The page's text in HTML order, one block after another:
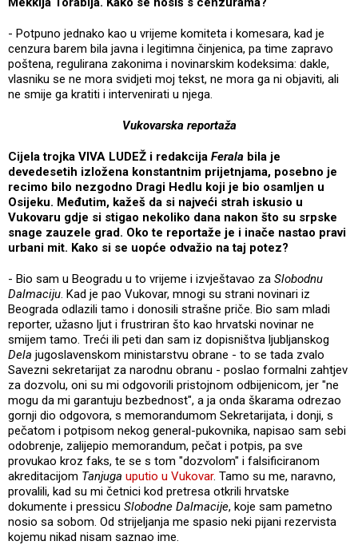
- Potpuno jednako kao u vrijeme komiteta i komesara, kad je
cenzura barem bila javna i legitimna činjenica, pa time zapravo
poštena, regulirana zakonima i novinarskim kodeksima: dakle,
vlasniku se ne mora svidjeti moj tekst, ne mora ga ni objaviti, ali
ne smije ga kratiti i intervenirati u njega.
Vukovarska reportaža
Cijela trojka VIVA LUDEŽ i redakcija Ferala bila je
devedesetih izložena konstantnim prijetnjama, posebno je
recimo bilo nezgodno Dragi Hedlu koji je bio osamljen u
Osijeku. Međutim, kažeš da si najveći strah iskusio u
Vukovaru gdje si stigao nekoliko dana nakon što su srpske
snage zauzele grad. Oko te reportaže je i inače nastao pravi
urbani mit. Kako si se uopće odvažio na taj potez?
- Bio sam u Beogradu u to vrijeme i izvještavao za Slobodnu
Dalmaciju. Kad je pao Vukovar, mnogi su strani novinari iz
Beograda odlazili tamo i donosili strašne priče. Bio sam mladi
reporter, užasno ljut i frustriran što kao hrvatski novinar ne
smijem tamo. Treći ili peti dan sam iz dopisništva ljubljanskog
Dela jugoslavenskom ministarstvu obrane - to se tada zvalo
Savezni sekretarijat za narodnu obranu - poslao formalni zahtjev
za dozvolu, oni su mi odgovorili pristojnom odbijenicom, jer "ne
mogu da mi garantuju bezbednost", a ja onda škarama odrezao
gornji dio odgovora, s memorandumom Sekretarijata, i donji, s
pečatom i potpisom nekog general-pukovnika, napisao sam sebi
odobrenje, zalijepio memorandum, pečat i potpis, pa sve
provukao kroz faks, te se s tom "dozvolom" i falsificiranom
akreditacijom Tanjuga uputio u Vukovar. Tamo su me, naravno,
provalili, kad su mi četnici kod pretresa otkrili hrvatske
dokumente i pressicu Slobodne Dalmacije, koje sam pametno
nosio sa sobom. Od strijeljanja me spasio neki pijani rezervista
kojemu nikad nisam saznao ime.